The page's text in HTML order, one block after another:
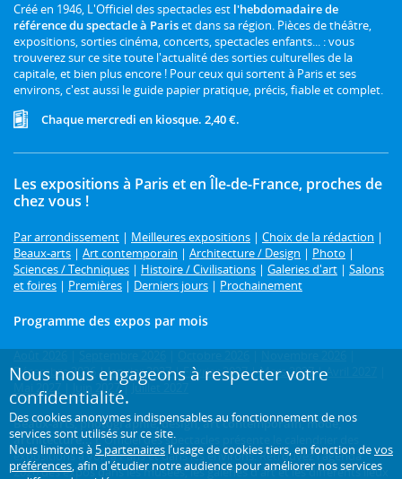
Créé en 1946, L'Officiel des spectacles est l'hebdomadaire de
référence du spectacle à Pariset dans sa région. Pièces de théâtre,
expositions, sorties cinéma, concerts, spectacles enfants... : vous
trouverez sur ce site toute l'actualité des sorties culturelles de la
capitale, et bien plus encore ! Pour ceux qui sortent à Paris et ses
environs, c'est aussi le guide papier pratique, précis, fiable et complet.
Chaque mercredi en kiosque. 2,40 €.
Les expositions à Paris et en Île-de-France, proches de
chez vous !
Par arrondissement | Meilleures expositions | Choix de la rédaction |
Beaux-arts | Art contemporain | Architecture / Design | Photo |
Sciences / Techniques | Histoire / Civilisations | Galeries d'art | Salons
et foires | Premières | Derniers jours | Prochainement
Programme des expos par mois
Décembre 2026 |Janvier 2027|Février 2027|Mars 2027|Avril 2027
Mai 2027
Juin 2027| Juillet 2027
Beaux-arts, photographie, design, art contemporain, mode,
architecture...L'Officiel des spectacles présente le calendrier des
expositions à voir à Paris et dans les environs. Retrouvez l'agenda
2026 des expos dans les musées, les galeries d'art et les différents lieux
Nous nous engageons à respecter votre
confidentialité.
Des cookies anonymes indispensables au fonctionnement de nos
services sont utilisés sur ce site.
Nous limitons à 5 partenaires l’usage de cookies tiers, en fonction devos
préférences, afin d'étudier notre audience pour améliorer nos services